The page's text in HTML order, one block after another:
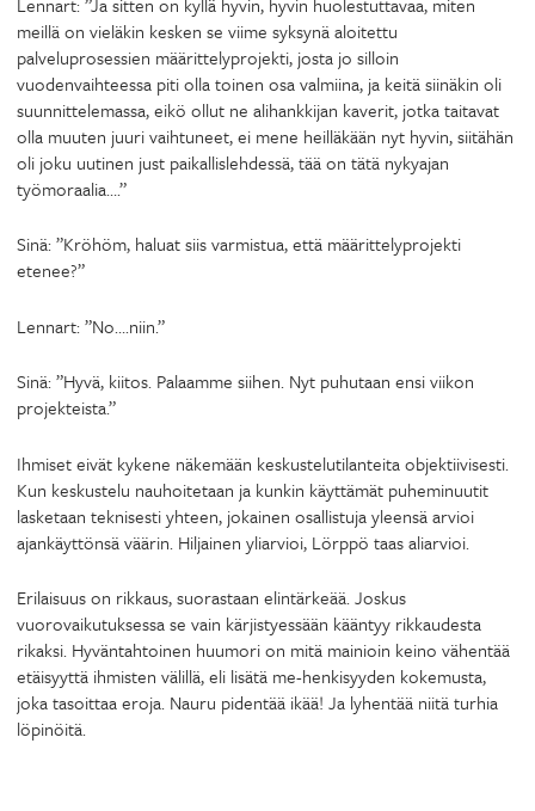
meillä on vieläkin kesken se viime syksynä aloitettu
palveluprosessien määrittelyprojekti, josta jo silloin
vuodenvaihteessa piti olla toinen osa valmiina, ja keitä siinäkin oli
suunnittelemassa, eikö ollut ne alihankkijan kaverit, jotka taitavat
olla muuten juuri vaihtuneet, ei mene heilläkään nyt hyvin, siitähän
oli joku uutinen just paikallislehdessä, tää on tätä nykyajan
työmoraalia….”
Sinä: ”Kröhöm, haluat siis varmistua, että määrittelyprojekti
etenee?”
Lennart: ”No….niin.”
Sinä: ”Hyvä, kiitos. Palaamme siihen. Nyt puhutaan ensi viikon
projekteista.”
Ihmiset eivät kykene näkemään keskustelutilanteita objektiivisesti.
Kun keskustelu nauhoitetaan ja kunkin käyttämät puheminuutit
lasketaan teknisesti yhteen, jokainen osallistuja yleensä arvioi
ajankäyttönsä väärin. Hiljainen yliarvioi, Lörppö taas aliarvioi.
Erilaisuus on rikkaus, suorastaan elintärkeää. Joskus
vuorovaikutuksessa se vain kärjistyessään kääntyy rikkaudesta
rikaksi. Hyväntahtoinen huumori on mitä mainioin keino vähentää
etäisyyttä ihmisten välillä, eli lisätä me-henkisyyden kokemusta,
joka tasoittaa eroja. Nauru pidentää ikää! Ja lyhentää niitä turhia
löpinöitä.